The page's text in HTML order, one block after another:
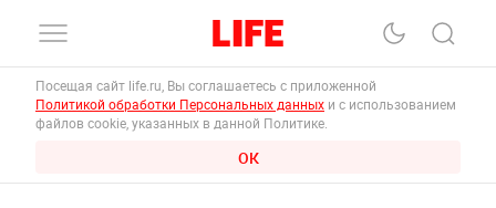
Посещая сайт life.ru, Вы соглашаетесь с приложенной
Политикой обработки Персональных данных и с использованием
файлов cookie, указанных в данной Политике.
ОК